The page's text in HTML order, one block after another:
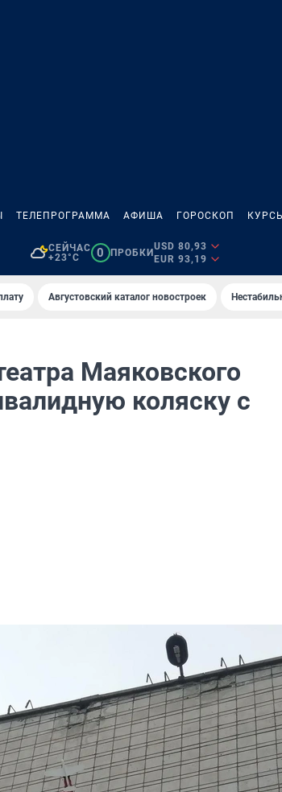
ТЕЛЕПРОГРАММА АФИША ГОРОСКОП
СЕЙЧАС
+23°C
0 ПРОБКИ
USD 80,93
EUR 93,19
Августовский каталог новостроек
Маяковского
коляску с